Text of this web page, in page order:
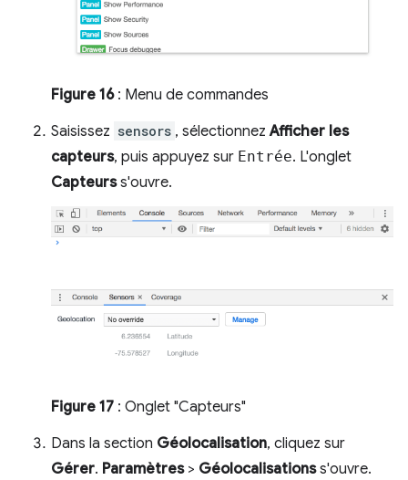
Figure 16: Menu de commandes
Saisissez sensors , sélectionnezAfficher les
capteurs, puis appuyez sur Entrée. L'onglet
Capteurss'ouvre.
Figure 17 : Onglet "Capteurs"
Dans la section Géolocalisation, cliquez sur
Gérer. Paramètres> Géolocalisationss'ouvre.